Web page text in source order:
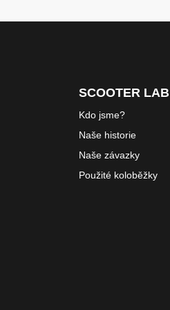
SCOOTER LAB
Kdo jsme?
Naše historie
Naše závazky
Použité koloběžky